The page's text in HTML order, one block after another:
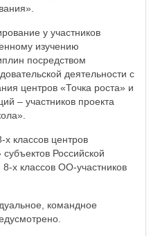
у участников
изучению
посредством
деятельности с
центров «Точка роста» и
– участников проекта
классов центров
Российской
х классов ОО-участников
командное